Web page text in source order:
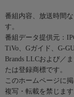
番組内容、放送時間
す。
番組データ提供元：
TiVo、Gガイド、G-
Brands LLCおよび／
たは登録商標です。
このホームページに
複写・転載を禁じます